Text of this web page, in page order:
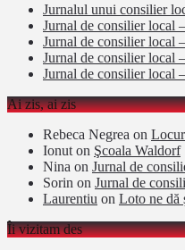
Jurnalul unui consilier
Jurnal de consilier local
Jurnal de consilier local
Jurnal de consilier local
Jurnal de consilier local
Ai zis, ai zis
Rebeca Negrea on
Ionut on Şcoala Waldorf
Nina on Jurnal de
Sorin on Jurnal de
Laurentiu on Loto ne dă
Îi vizitam des